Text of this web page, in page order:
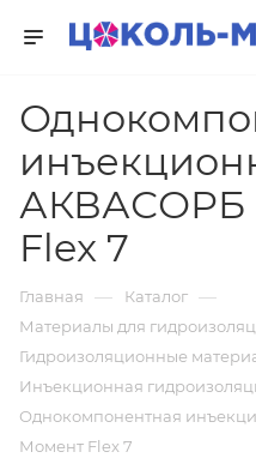
АКВАСОРБ
Flex 7
Главная — Каталог —
Материалы для
Гидроизоляционные
Инъекционная
Однокомпонентная
Момент Flex 7